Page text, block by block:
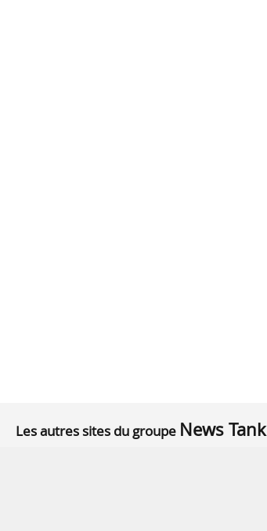
Les autres sites du groupe News Tank